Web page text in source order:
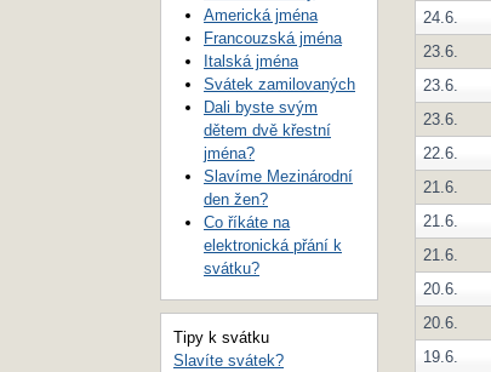
24.6.
23.6.
23.6.
23.6.
22.6.
21.6.
21.6.
21.6.
20.6.
20.6.
19.6.
Americká jména
Francouzská jména
Italská jména
Svátek zamilovaných
Dali byste svým
dětem dvě křestní
jména?
Slavíme Mezinárodní
den žen?
Co říkáte na
elektronická přání k
svátku?
Tipy k svátku
Slavíte svátek?